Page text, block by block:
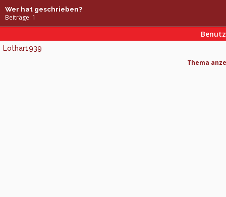
Wer hat geschrieben?
Beiträge: 1
Lothar1939
Thema